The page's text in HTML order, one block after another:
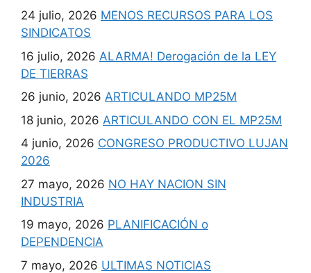
24 julio, 2026 MENOS RECURSOS PARA LOS
SINDICATOS
16 julio, 2026 ALARMA! Derogación de la LEY
DE TIERRAS
26 junio, 2026 ARTICULANDO MP25M
18 junio, 2026 ARTICULANDO CON EL MP25M
4 junio, 2026 CONGRESO PRODUCTIVO LUJAN
2026
27 mayo, 2026 NO HAY NACION SIN
INDUSTRIA
19 mayo, 2026 PLANIFICACIÓN o
DEPENDENCIA
7 mayo, 2026 ULTIMAS NOTICIAS